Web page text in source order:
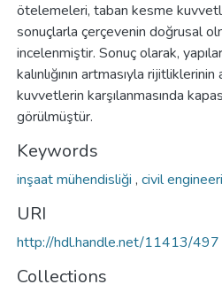
ötelemeleri, taban kesme
sonuçlarla çerçevenin doğrusal
incelenmiştir. Sonuç olarak,
kalınlığının artmasıyla
kuvvetlerin karşılanmasında
görülmüştür.
Keywords
inşaat mühendisliği , civil
URI
http://hdl.handle.net/11413/497
Collections